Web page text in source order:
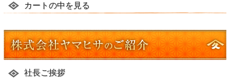
カートの中を見る
社長ご挨拶